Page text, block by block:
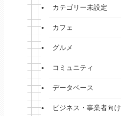
カテゴリー未設定
カフェ
グルメ
コミュニティ
データベース
ビジネス・事業者向け